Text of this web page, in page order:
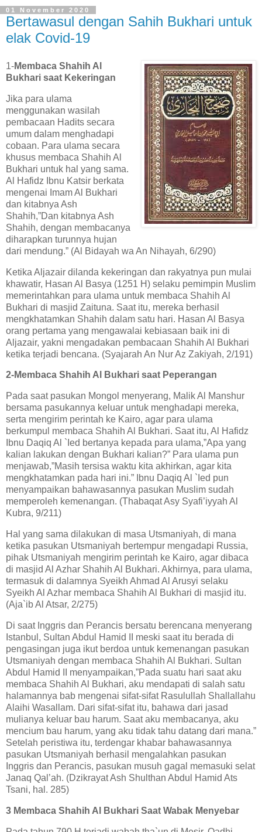
01 November 2020
Bertawasul dengan Sahih Bukhari untuk
elak Covid-19
1-Membaca Shahih Al
Bukhari saat Kekeringan
Jika para ulama
menggunakan wasilah
pembacaan Hadits secara
umum dalam menghadapi
cobaan. Para ulama secara
khusus membaca Shahih Al
Bukhari untuk hal yang sama.
Al Hafidz Ibnu Katsir berkata
mengenai Imam Al Bukhari
dan kitabnya Ash
Shahih,”Dan kitabnya Ash
Shahih, dengan membacanya
diharapkan turunnya hujan
dari mendung.” (Al Bidayah wa An Nihayah, 6/290)
Ketika Aljazair dilanda kekeringan dan rakyatnya pun mulai
khawatir, Hasan Al Basya (1251 H) selaku pemimpin Muslim
memerintahkan para ulama untuk membaca Shahih Al
Bukhari di masjid Zaituna. Saat itu, mereka berhasil
mengkhatamkan Shahih dalam satu hari. Hasan Al Basya
orang pertama yang mengawalai kebiasaan baik ini di
Aljazair, yakni mengadakan pembacaan Shahih Al Bukhari
ketika terjadi bencana. (Syajarah An Nur Az Zakiyah, 2/191)
2-Membaca Shahih Al Bukhari saat Peperangan
Pada saat pasukan Mongol menyerang, Malik Al Manshur
bersama pasukannya keluar untuk menghadapi mereka,
serta mengirim perintah ke Kairo, agar para ulama
berkumpul membaca Shahih Al Bukhari. Saat itu, Al Hafidz
Ibnu Daqiq Al `Ied bertanya kepada para ulama,”Apa yang
kalian lakukan dengan Bukhari kalian?” Para ulama pun
menjawab,”Masih tersisa waktu kita akhirkan, agar kita
mengkhatamkan pada hari ini.” Ibnu Daqiq Al `Ied pun
menyampaikan bahawasannya pasukan Muslim sudah
memperoleh kemenangan. (Thabaqat Asy Syafi’iyyah Al
Kubra, 9/211)
Hal yang sama dilakukan di masa Utsmaniyah, di mana
ketika pasukan Utsmaniyah bertempur mengadapi Russia,
pihak Utsmaniyah mengirim perintah ke Kairo, agar dibaca
di masjid Al Azhar Shahih Al Bukhari. Akhirnya, para ulama,
termasuk di dalamnya Syeikh Ahmad Al Arusyi selaku
Syeikh Al Azhar membaca Shahih Al Bukhari di masjid itu.
(Aja`ib Al Atsar, 2/275)
Di saat Inggris dan Perancis bersatu berencana menyerang
Istanbul, Sultan Abdul Hamid II meski saat itu berada di
pengasingan juga ikut berdoa untuk kemenangan pasukan
Utsmaniyah dengan membaca Shahih Al Bukhari. Sultan
Abdul Hamid II menyampaikan,”Pada suatu hari saat aku
membaca Shahih Al Bukhari, aku mendapati di salah satu
halamannya bab mengenai sifat-sifat Rasulullah Shallallahu
Alaihi Wasallam. Dari sifat-sifat itu, bahawa dari jasad
mulianya keluar bau harum. Saat aku membacanya, aku
mencium bau harum, yang aku tidak tahu datang dari mana.”
Setelah peristiwa itu, terdengar khabar bahawasannya
pasukan Utsmaniyah berhasil mengalahkan pasukan
Inggris dan Perancis, pasukan musuh gagal memasuki selat
Janaq Qal’ah. (Dzikrayat Ash Shulthan Abdul Hamid Ats
Tsani, hal. 285)
3 Membaca Shahih Al Bukhari Saat Wabak Menyebar